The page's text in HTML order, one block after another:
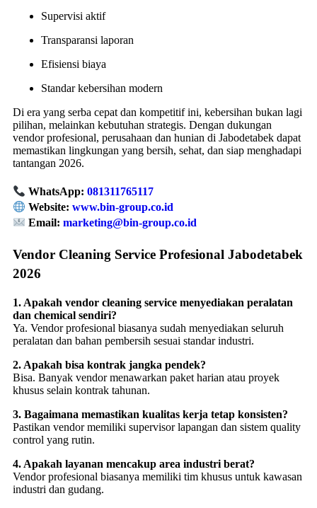
Supervisi aktif
Transparansi laporan
Efisiensi biaya
Standar kebersihan modern
Di era yang serba cepat dan kompetitif ini, kebersihan bukan lagi
pilihan, melainkan kebutuhan strategis. Dengan dukungan
vendor profesional, perusahaan dan hunian di Jabodetabek dapat
memastikan lingkungan yang bersih, sehat, dan siap menghadapi
tantangan 2026.
WhatsApp: 081311765117
Website: www.bin-group.co.id
Email: marketing@bin-group.co.id
Vendor Cleaning Service Profesional Jabodetabek
2026
1. Apakah vendor cleaning service menyediakan peralatan
dan chemical sendiri?
Ya. Vendor profesional biasanya sudah menyediakan seluruh
peralatan dan bahan pembersih sesuai standar industri.
2. Apakah bisa kontrak jangka pendek?
Bisa. Banyak vendor menawarkan paket harian atau proyek
khusus selain kontrak tahunan.
3. Bagaimana memastikan kualitas kerja tetap konsisten?
Pastikan vendor memiliki supervisor lapangan dan sistem quality
control yang rutin.
4. Apakah layanan mencakup area industri berat?
Vendor profesional biasanya memiliki tim khusus untuk kawasan
industri dan gudang.